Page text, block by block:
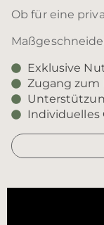
Ob für eine
Exklusive
Zugang zum
Individuelles